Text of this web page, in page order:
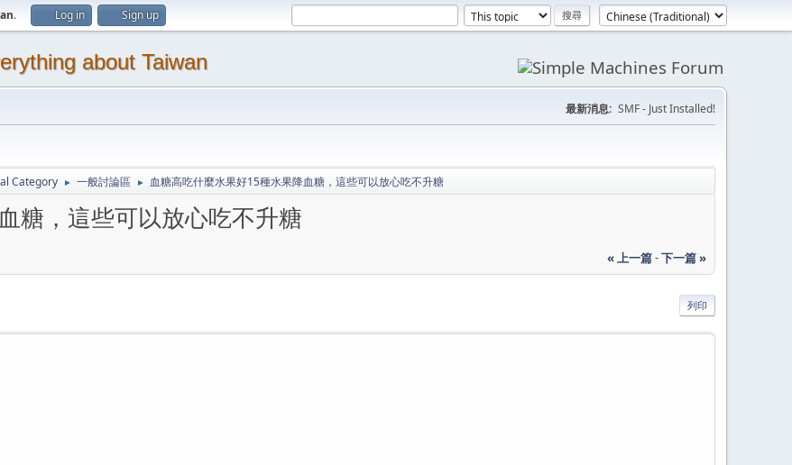
. Log in Sign up
about Taiwan
最新消息: SMF - Just Installed!
Category ► 一般討論區 ► 血糖高吃什麼水果好15種水果降血糖，這些可以放心吃不升糖
糖，這些可以放心吃不升糖
« 上一篇-下一篇 »
列印